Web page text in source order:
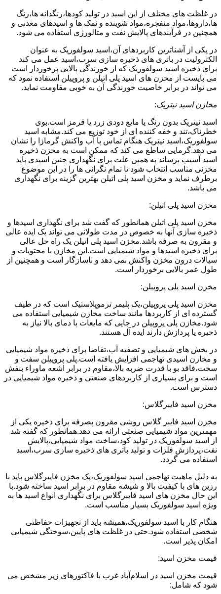
در غلظت های مختلف از این اسید در تولید کودها،رنگدانه ها،رنگ
ها،داروها،مواد منفجره،مواد شوینده و نمک ها و اسیدهای معدنی و
همچنین در فرآیندهای پالایش نفت و متالورژی استفاده می شود.
در یکی از آشناترین کاربردهای آن،اسید سولفوریک به عنوان
الکترولیت در باتری های ذخیره سازی سرب،اسید عمل می کند
برای ذخیره اسید سولفوریک که از خورندگی بالایی برخوردار است
می بایست از مخزن های اسید پلی اتیلن و پروپیلن استفاده نمود که
می تواند در برابر خاصیت خورندگی آن به خوبی مقاومت نماید.
مخازن اسید نیتریک:
اسید نیتریک بدون رنگ یا مایع دودی زرد یا قرمز است.بوی
خطرناک،تند و خفه کننده ای از خود توزیع می کند.مشابه اسید
سولفوریک،اسید نیتریک هنگام تماس با آب واکنش گرمازا را نشان
می دهد.گرمایی ساطع می کند که ممکن است به مخزن ذخیره
اسید آسیب برساند به همین علت برای نگهداری چنین اسیدی باید
مخزنی مناسب انتخاب شود تا تمام نگرانی ها را در این موضوع
برطرف نماید و مخزن اسید پلی اتیلن بهترین گزینه برای نگهداری
می باشد.
مخزن اسید پلی اتیلن:
مخزن اسید پلی اتیلن همانطور که گفت شد برای نگهداری اسیدها و
ذخیره سازی آنها به خصوص در مدت طولانی می تواند یک ایده عالی
و مقرون به صرفه باشد.مخزن اسید پلی اتیلن یک راه حل عالی
برای ذخیره اسیدها و مواد شیمیایی است.این مخازن با محتویات و
سیالات درون مخزن واکنش نمی دهد و ناسازگار است و همچنین از
طول عمر بالایی برخوردار است.
مخزن اسید پلی پروپیلن:
مخزن اسید پلی پروپیلن،یک پلیمر ترموپلاستیک است که در طیف
گسترده ای از کاربردها مانند ساخت مخازن شیمیایی استفاده می
شود.مخازن پلی پروپیلن در جایی که مایعات با دمای بالا نیاز به
ذخیره یا پردازش دارند ایده آل هستند.
در بخش های شیمیایی و تصفیه آب،تقاضا برای ذخیره مواد شیمیایی
و مخازن اسیدی تهاجمی افزایش یافته است.پلی پروپیلن سفت و
سخت،فاقد بو با قدرت ضربه بالا،مقاوم در برابر اشعه ماوراء بنفش
است و برای بسیاری از کاربردهای صنعتی و ذخیره مواد شیمیایی در
دسترس است.
مخزن اسید فایبرگلاس:
مخزن اسید فایبر گلاس روشی مقرون بصرفه برای ذخیره یکی از
مهمترین مواد شیمیایی صنعتی ارائه می دهد.همانطور که گفته شد
از اسید سولفوریک در تولید کود،ساخت مواد شیمیایی،پالایش
نفت،پردازش فلزات و تولید باتری های ذخیره سازی سرب،اسید
استفاده می گردد.
به دلیل ماهیت تهاجمی اسید سولفوریک،یک مخزن فایبرگلاس باید با
رزین های با کیفیت بالا و شیشه مقاوم در برابر اسید ساخته شود.با
این حال مخزن های اسید فایبرگلاس برای نگهداری انواع اسید ها به
ویژه اسید سولفوریک بسیار مناسب است.
هنگام کار با اسید سولفوریک،همیشه باید از تجهیزات حفاظتی
شخصی استفاده شود.حتی در غلظت های پایین،سوختگی شیمیایی
امکان پذیر است.
قیمت مخزن اسید:
قیمت مخزن اسید در اسلام‌آباد غرب با فاکتورهای زیر مشخص می
شود که شامل: